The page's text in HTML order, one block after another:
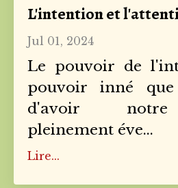
L'intention et
Jul 01, 2024
Le pouvoir de
pouvoir inné
d'avoir
pleinement éve...
Lire...